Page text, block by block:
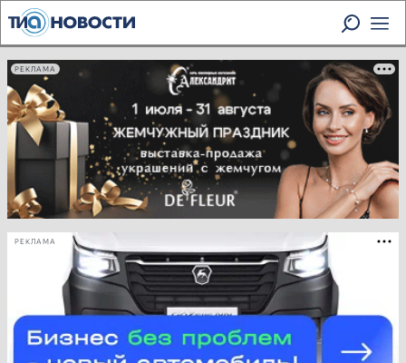
РЕКЛАМА
РЕКЛАМА